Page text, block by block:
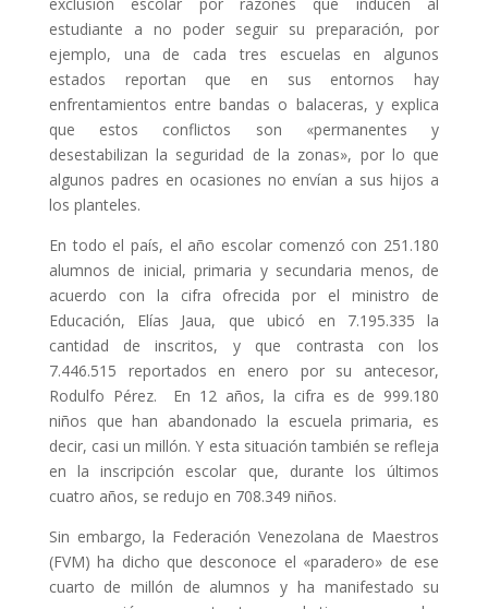
estudiante a no poder seguir su preparación, por
ejemplo, una de cada tres escuelas en algunos
estados reportan que en sus entornos hay
enfrentamientos entre bandas o balaceras, y explica
que estos conflictos son «permanentes y
desestabilizan la seguridad de la zonas», por lo que
algunos padres en ocasiones no envían a sus hijos a
los planteles.
En todo el país, el año escolar comenzó con 251.180
alumnos de inicial, primaria y secundaria menos, de
acuerdo con la cifra ofrecida por el ministro de
Educación, Elías Jaua, que ubicó en 7.195.335 la
cantidad de inscritos, y que contrasta con los
7.446.515 reportados en enero por su antecesor,
Rodulfo Pérez. En 12 años, la cifra es de 999.180
niños que han abandonado la escuela primaria, es
decir, casi un millón. Y esta situación también se refleja
en la inscripción escolar que, durante los últimos
cuatro años, se redujo en 708.349 niños.
Sin embargo, la Federación Venezolana de Maestros
(FVM) ha dicho que desconoce el «paradero» de ese
cuarto de millón de alumnos y ha manifestado su